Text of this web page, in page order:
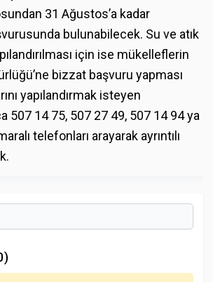
31 Ağustos’a kadar
bulunabilecek. Su ve atık
için ise mükelleflerin
bizzat başvuru yapması
yapılandırmak isteyen
507 14 75, 507 27 49, 507 14 94 ya
telefonları arayarak ayrıntılı